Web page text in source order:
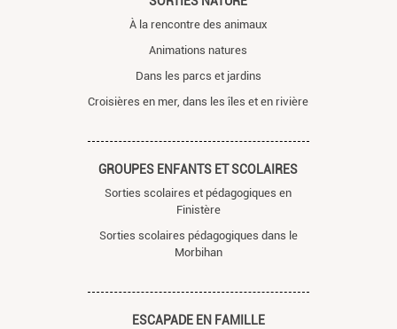
À la rencontre des animaux
Animations natures
Dans les parcs et jardins
Croisières en mer, dans les îles et en rivière
GROUPES ENFANTS ET SCOLAIRES
Sorties scolaires et pédagogiques en
Finistère
Sorties scolaires pédagogiques dans le
Morbihan
ESCAPADE EN FAMILLE